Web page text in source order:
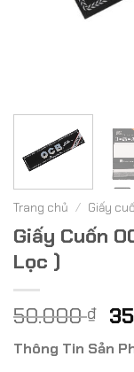
Trang chủ / Giấy
Giấy Cuốn
Lọc )
50.000₫
là:
Thông Tin Sản